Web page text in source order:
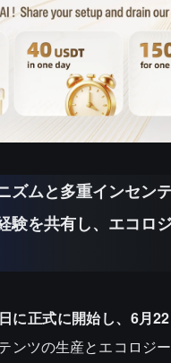
ズムと多重インセン
験を共有し、エコロ
に正式に開始し、6月
ンツの生産とエコロジ